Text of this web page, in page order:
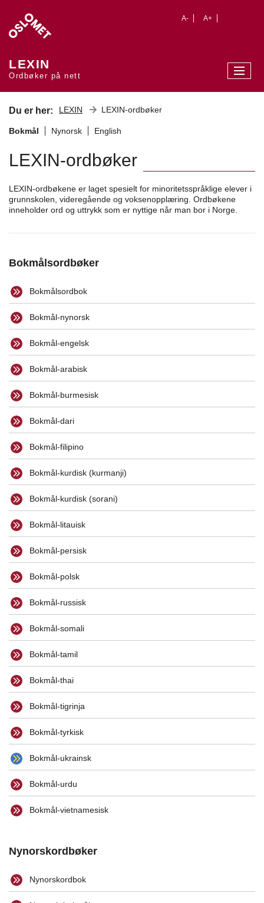
LEXIN
Ordbøker på nett
A- A+
Du er her: LEXIN LEXIN-ordbøker
Bokmål Nynorsk English
LEXIN-ordbøker
LEXIN-ordbøkene er laget spesielt for minoritetsspråklige elever i
grunnskolen, videregående og voksenopplæring. Ordbøkene
inneholder ord og uttrykk som er nyttige når man bor i Norge.
Bokmålsordbøker
Bokmålsordbok
Bokmål-nynorsk
Bokmål-engelsk
Bokmål-arabisk
Bokmål-burmesisk
Bokmål-dari
Bokmål-filipino
Bokmål-kurdisk (kurmanji)
Bokmål-kurdisk (sorani)
Bokmål-litauisk
Bokmål-persisk
Bokmål-polsk
Bokmål-russisk
Bokmål-somali
Bokmål-tamil
Bokmål-thai
Bokmål-tigrinja
Bokmål-tyrkisk
Bokmål-ukrainsk
Bokmål-urdu
Bokmål-vietnamesisk
Nynorskordbøker
Nynorskordbok